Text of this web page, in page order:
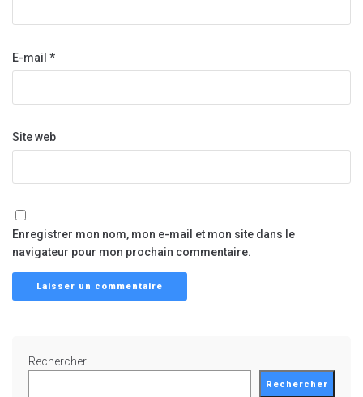
E-mail *
Site web
Enregistrer mon nom, mon e-mail et mon site dans le
navigateur pour mon prochain commentaire.
Rechercher
Rechercher